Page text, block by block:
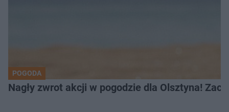
POGODA
Nagły zwrot akcji w pogodzie dla Olsztyna!